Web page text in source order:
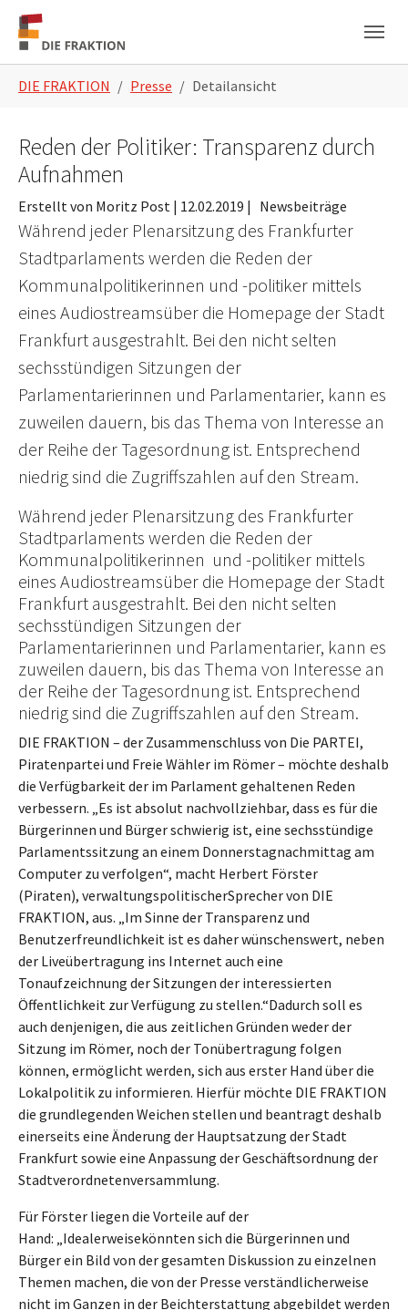
Zum Hauptinhalt springen
Skip to page footer
DIE FRAKTION Presse Detailansicht
Reden der Politiker: Transparenz durch
Aufnahmen
Erstellt von Moritz Post | 12.02.2019 | Newsbeiträge
Während jeder Plenarsitzung des Frankfurter
Stadtparlaments werden die Reden der
Kommunalpolitikerinnen und -politiker mittels
eines Audiostreamsüber die Homepage der Stadt
Frankfurt ausgestrahlt. Bei den nicht selten
sechsstündigen Sitzungen der
Parlamentarierinnen und Parlamentarier, kann es
zuweilen dauern, bis das Thema von Interesse an
der Reihe der Tagesordnung ist. Entsprechend
niedrig sind die Zugriffszahlen auf den Stream.
Während jeder Plenarsitzung des Frankfurter
Stadtparlaments werden die Reden der
Kommunalpolitikerinnen und -politiker mittels
eines Audiostreamsüber die Homepage der Stadt
Frankfurt ausgestrahlt. Bei den nicht selten
sechsstündigen Sitzungen der
Parlamentarierinnen und Parlamentarier, kann es
zuweilen dauern, bis das Thema von Interesse an
der Reihe der Tagesordnung ist. Entsprechend
niedrig sind die Zugriffszahlen auf den Stream.
DIE FRAKTION – der Zusammenschluss von Die PARTEI,
Piratenpartei und Freie Wähler im Römer – möchte deshalb
die Verfügbarkeit der im Parlament gehaltenen Reden
verbessern. „Es ist absolut nachvollziehbar, dass es für die
Bürgerinnen und Bürger schwierig ist, eine sechsstündige
Parlamentssitzung an einem Donnerstagnachmittag am
Computer zu verfolgen“, macht Herbert Förster
(Piraten), verwaltungspolitischerSprecher von DIE
FRAKTION, aus. „Im Sinne der Transparenz und
Benutzerfreundlichkeit ist es daher wünschenswert, neben
der Liveübertragung ins Internet auch eine
Tonaufzeichnung der Sitzungen der interessierten
Öffentlichkeit zur Verfügung zu stellen.“Dadurch soll es
auch denjenigen, die aus zeitlichen Gründen weder der
Sitzung im Römer, noch der Tonübertragung folgen
können, ermöglicht werden, sich aus erster Hand über die
Lokalpolitik zu informieren. Hierfür möchte DIE FRAKTION
die grundlegenden Weichen stellen und beantragt deshalb
einerseits eine Änderung der Hauptsatzung der Stadt
Frankfurt sowie eine Anpassung der Geschäftsordnung der
Stadtverordnetenversammlung.
Für Förster liegen die Vorteile auf der
Hand: „Idealerweisekönnten sich die Bürgerinnen und
Bürger ein Bild von der gesamten Diskussion zu einzelnen
Themen machen, die von der Presse verständlicherweise
nicht im Ganzen in der Beichterstattung abgebildet werden